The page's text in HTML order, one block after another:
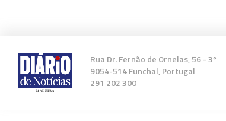
Rua Dr. Fernão de Ornelas, 56 - 3º
9054-514 Funchal, Portugal
291 202 300